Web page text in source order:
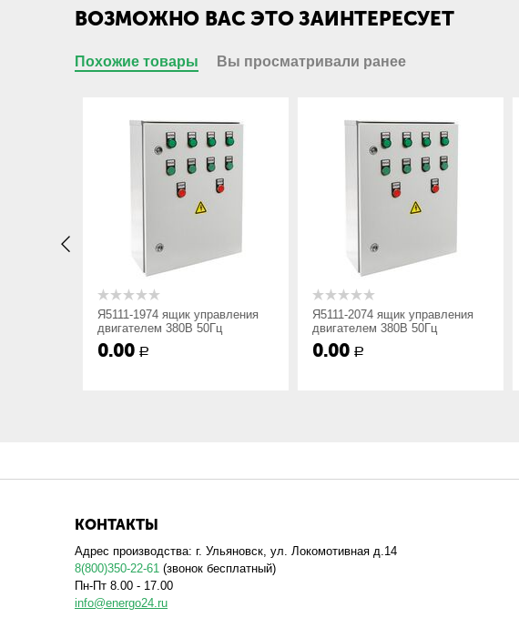
Номинальное напряжение, В
Номинальный ток, А
Степень защиты по ГОСТ 14254-80, не ниже
Исполнение корпуса
Габарит (ВхШхГ), мм
ВОЗМОЖНО ВАС ЭТО ЗАИНТЕРЕСУЕТ
Похожие товары Вы просматривали ранее
Я5111-1974 ящик управления
двигателем 380В 50Гц
0.00 Р
Я5111-2074 ящик управления
двигателем 380В 50Гц
0.00 Р
КОНТАКТЫ
Адрес производства: г. Ульяновск, ул. Локомотивная д.14
8(800)350-22-61 (звонок бесплатный)
Пн-Пт 8.00 - 17.00
info@energo24.ru